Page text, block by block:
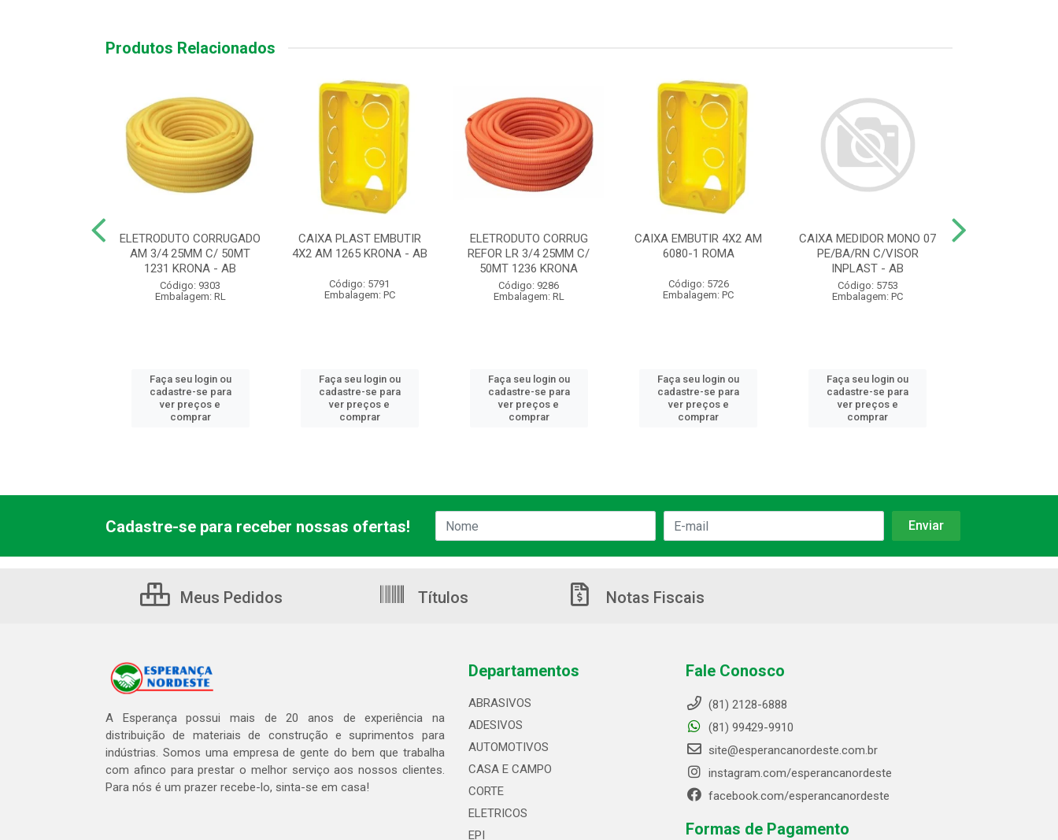
Produtos Relacionados
ELETRODUTO CORRUGADO
AM 3/4 25MM C/ 50MT
1231 KRONA - AB
Código: 9303
Embalagem: RL
Faça seu login ou
cadastre-se para
ver preços e
comprar
CAIXA PLAST EMBUTIR
4X2 AM 1265 KRONA - AB
Código: 5791
Embalagem: PC
Faça seu login ou
cadastre-se para
ver preços e
comprar
ELETRODUTO CORRUG
REFOR LR 3/4 25MM C/
50MT 1236 KRONA
Código: 9286
Embalagem: RL
Faça seu login ou
cadastre-se para
ver preços e
comprar
CAIXA EMBUTIR 4X2 AM
6080-1 ROMA
Código: 5726
Embalagem: PC
Faça seu login ou
cadastre-se para
ver preços e
comprar
CAIXA MEDIDOR MONO 07
PE/BA/RN C/VISOR
INPLAST - AB
Código: 5753
Embalagem: PC
Faça seu login ou
cadastre-se para
ver preços e
comprar
Cadastre-se para receber nossas ofertas!
Meus Pedidos Títulos Notas Fiscais
A Esperança possui mais de 20 anos de experiência na
distribuição de materiais de construção e suprimentos para
indústrias. Somos uma empresa de gente do bem que trabalha
com afinco para prestar o melhor serviço aos nossos clientes.
Para nós é um prazer recebe-lo, sinta-se em casa!
Departamentos
ABRASIVOS
ADESIVOS
AUTOMOTIVOS
CASA E CAMPO
CORTE
ELETRICOS
EPI
Fale Conosco
(81) 2128-6888
(81) 99429-9910
site@esperancanordeste.com.br
instagram.com/esperancanordeste
facebook.com/esperancanordeste
Formas de Pagamento